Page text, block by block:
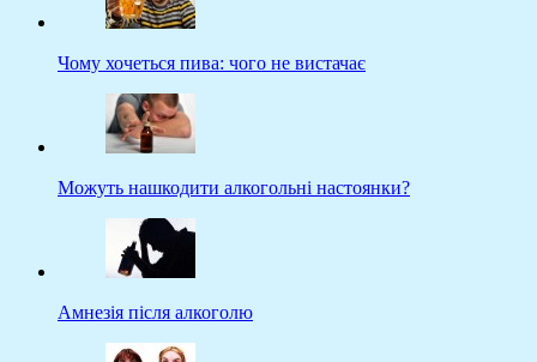
Чому хочеться пива: чого не вистачає
Можуть нашкодити алкогольні настоянки?
Амнезія після алкоголю